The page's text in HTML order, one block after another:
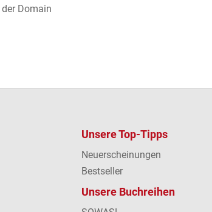
Domain
Unsere Top-Tipps
Neuerscheinungen
Bestseller
Unsere Buchreihen